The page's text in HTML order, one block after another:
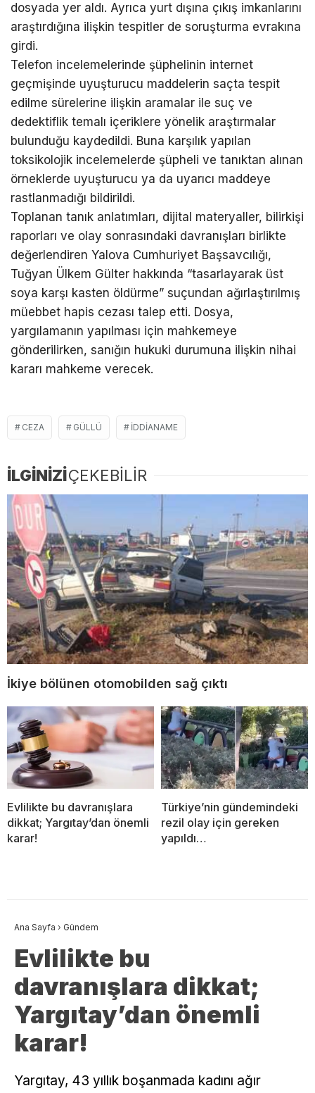
dosyada yer aldı. Ayrıca yurt dışına çıkış imkanlarını
araştırdığına ilişkin tespitler de soruşturma evrakına
girdi.
Telefon incelemelerinde şüphelinin internet
geçmişinde uyuşturucu maddelerin saçta tespit
edilme sürelerine ilişkin aramalar ile suç ve
dedektiflik temalı içeriklere yönelik araştırmalar
bulunduğu kaydedildi. Buna karşılık yapılan
toksikolojik incelemelerde şüpheli ve tanıktan alınan
örneklerde uyuşturucu ya da uyarıcı maddeye
rastlanmadığı bildirildi.
Toplanan tanık anlatımları, dijital materyaller, bilirkişi
raporları ve olay sonrasındaki davranışları birlikte
değerlendiren Yalova Cumhuriyet Başsavcılığı,
Tuğyan Ülkem Gülter hakkında “tasarlayarak üst
soya karşı kasten öldürme” suçundan ağırlaştırılmış
müebbet hapis cezası talep etti. Dosya,
yargılamanın yapılması için mahkemeye
gönderilirken, sanığın hukuki durumuna ilişkin nihai
kararı mahkeme verecek.
CEZA GÜLLÜ IDDIANAME
İLGİNİZİÇEKEBİLİR
İkiye bölünen otomobilden sağ çıktı
Evlilikte bu davranışlara
dikkat; Yargıtay’dan önemli
karar!
Türkiye’nin gündemindeki
rezil olay için gereken
yapıldı…
Ana Sayfa › Gündem
Evlilikte bu
davranışlara dikkat;
Yargıtay’dan önemli
karar!
Yargıtay, 43 yıllık boşanmada kadını ağır